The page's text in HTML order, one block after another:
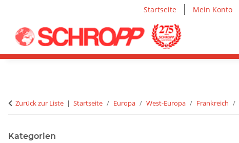
Startseite Mein Konto
Zurück zur Liste Startseite Europa West-Europa Frankreich
Kategorien